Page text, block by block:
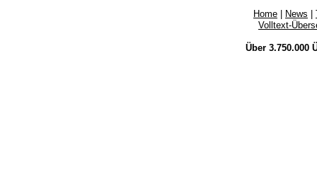
Home News
Volltext-
Über 3.750.000